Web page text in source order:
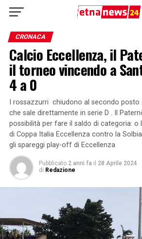
CRONACA
Calcio Eccellenza, il
il torneo vincendo a
4 a 0
I rossazzurri chiudono al secondo posto
che sale direttamente in serie D . Il
possibilità per fare il saldo di categoria: o
di Coppa Italia Eccellenza contro la
gli spareggi play-off di Eccellenza
Pubblicato 2 anni fa il 28 Aprile 2024
di Redazione